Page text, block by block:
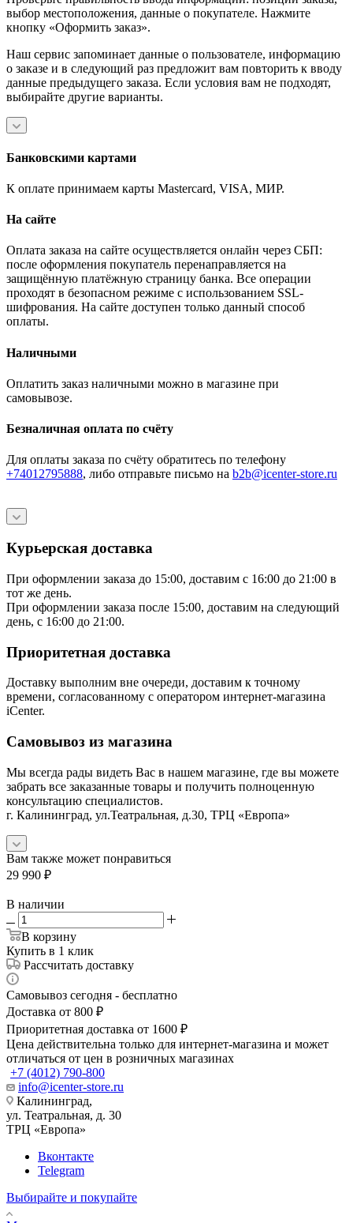
выбор местоположения, данные о покупателе. Нажмите
кнопку «Оформить заказ».
Наш сервис запоминает данные о пользователе, информацию
о заказе и в следующий раз предложит вам повторить к вводу
данные предыдущего заказа. Если условия вам не подходят,
выбирайте другие варианты.
Банковскими картами
К оплате принимаем карты Mastercard, VISA, МИР.
На сайте
Оплата заказа на сайте осуществляется онлайн через СБП:
после оформления покупатель перенаправляется на
защищённую платёжную страницу банка. Все операции
проходят в безопасном режиме с использованием SSL-
шифрования. На сайте доступен только данный способ
оплаты.
Наличными
Оплатить заказ наличными можно в магазине при
самовывозе.
Безналичная оплата по счёту
Для оплаты заказа по счёту обратитесь по телефону
+74012795888, либо отправьте письмо на b2b@icenter-store.ru
Курьерская доставка
При оформлении заказа до 15:00, доставим с 16:00 до 21:00 в
тот же день.
При оформлении заказа после 15:00, доставим на следующий
день, с 16:00 до 21:00.
Приоритетная доставка
Доставку выполним вне очереди, доставим к точному
времени, согласованному с оператором интернет-магазина
iCenter.
Самовывоз из магазина
Мы всегда рады видеть Вас в нашем магазине, где вы можете
забрать все заказанные товары и получить полноценную
консультацию специалистов.
г. Калининград, ул.Театральная, д.30, ТРЦ «Европа»
Вам также может понравиться
29 990 ₽
В наличии
В корзину
Купить в 1 клик
Рассчитать доставку
Самовывоз сегодня - бесплатно
Доставка от 800 ₽
Приоритетная доставка от 1600 ₽
Цена действительна только для интернет-магазина и может
отличаться от цен в розничных магазинах
+7 (4012) 790-800
info@icenter-store.ru
Калининград,
ул. Театральная, д. 30
ТРЦ «Европа»
Вконтакте
Telegram
Выбирайте и покупайте